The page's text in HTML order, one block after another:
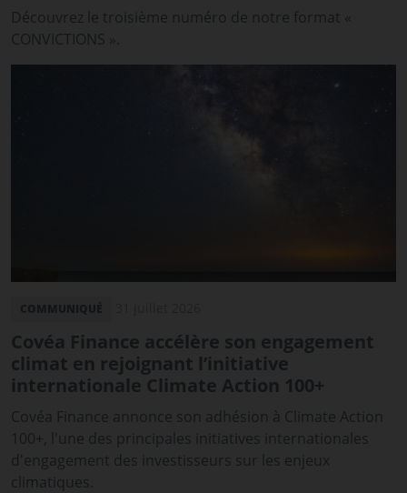
Découvrez le troisième numéro de notre format «
CONVICTIONS ».
Covéa Finance accélère son engagement
climat en rejoignant l’initiative
internationale Climate Action 100+
Covéa Finance annonce son adhésion à Climate Action
100+, l'une des principales initiatives internationales
d'engagement des investisseurs sur les enjeux
climatiques.